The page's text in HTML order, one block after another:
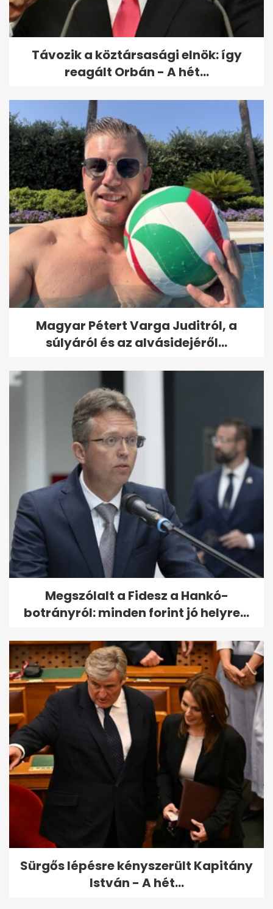
hatodik...
Távozik a köztársasági elnök: így
reagált Orbán - A hét...
Magyar Pétert Varga Juditról, a
súlyáról és az alvásidejéről...
Megszólalt a Fidesz a Hankó-
botrányról: minden forint jó helyre...
Sürgős lépésre kényszerült Kapitány
István - A hét...